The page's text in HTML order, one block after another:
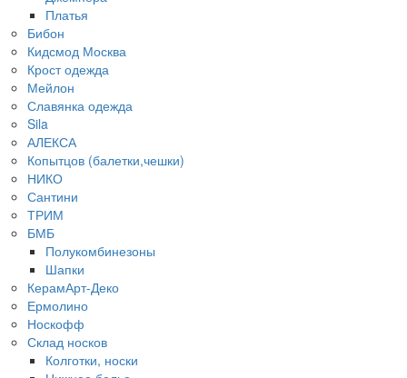
Платья
Бибон
Кидсмод Москва
Крост одежда
Мейлон
Славянка одежда
Sila
АЛЕКСА
Копытцов (балетки,чешки)
НИКО
Сантини
ТРИМ
БМБ
Полукомбинезоны
Шапки
КерамАрт-Деко
Ермолино
Носкофф
Склад носков
Колготки, носки